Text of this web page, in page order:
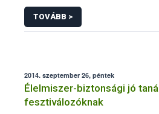
TOVÁBB >
2014. szeptember 26, péntek
Élelmiszer-biztonsági jó
fesztiválozóknak